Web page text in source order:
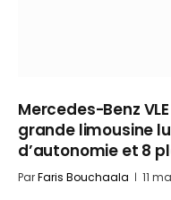
Mercedes-Benz
grande limousine
d’autonomie et 8
ParFaris Bouchaala 11